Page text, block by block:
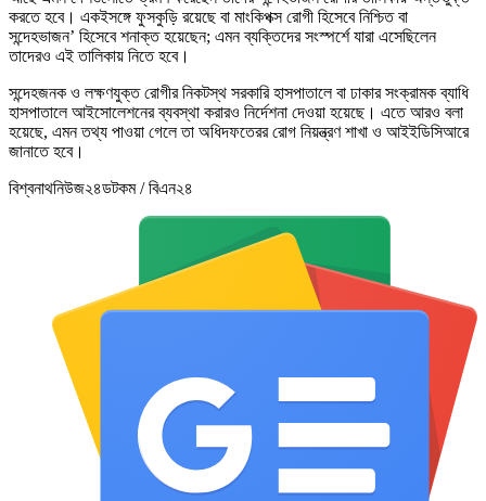
করতে হবে। একইসঙ্গে ফুসকুড়ি রয়েছে বা মাংকিপক্স রোগী হিসেবে নিশ্চিত বা
সন্দেহভাজন’ হিসেবে শনাক্ত হয়েছেন; এমন ব্যক্তিদের সংস্পর্শে যারা এসেছিলেন
তাদেরও এই তালিকায় নিতে হবে।
সন্দেহজনক ও লক্ষণযুক্ত রোগীর নিকটস্থ সরকারি হাসপাতালে বা ঢাকার সংক্রামক ব্যাধি
হাসপাতালে আইসোলেশনের ব্যবস্থা করারও নির্দেশনা দেওয়া হয়েছে। এতে আরও বলা
হয়েছে, এমন তথ্য পাওয়া গেলে তা অধিদফতেরর রোগ নিয়ন্ত্রণ শাখা ও আইইডিসিআরে
জানাতে হবে।
বিশ্বনাথনিউজ২৪ডটকম / বিএন২৪